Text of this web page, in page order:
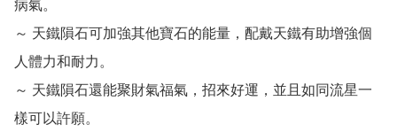
病氣。
～ 天鐵隕石可加強其他寶石的能量，配戴天鐵有助增強個
人體力和耐力。
～ 天鐵隕石還能聚財氣福氣，招來好運，並且如同流星一
樣可以許願。